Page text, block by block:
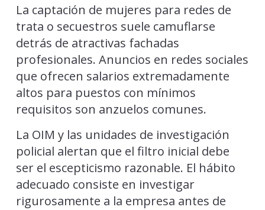
La captación de mujeres para redes de
trata o secuestros suele camuflarse
detrás de atractivas fachadas
profesionales. Anuncios en redes sociales
que ofrecen salarios extremadamente
altos para puestos con mínimos
requisitos son anzuelos comunes.
La OIM y las unidades de investigación
policial alertan que el filtro inicial debe
ser el escepticismo razonable. El hábito
adecuado consiste en investigar
rigurosamente a la empresa antes de